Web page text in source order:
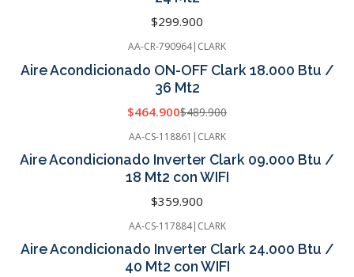
$299.900
-5%
AA-CR-790964| CLARK
Aire Acondicionado ON-OFF Clark 18.000 Btu /
36 Mt2
$464.900$489.900
Cotizar
AA-CS-118861 | CLARK
Aire Acondicionado Inverter Clark 09.000 Btu /
18 Mt2 con WIFI
$359.900
Cotizar
AA-CS-117884| CLARK
Aire Acondicionado Inverter Clark 24.000 Btu /
40 Mt2 con WIFI